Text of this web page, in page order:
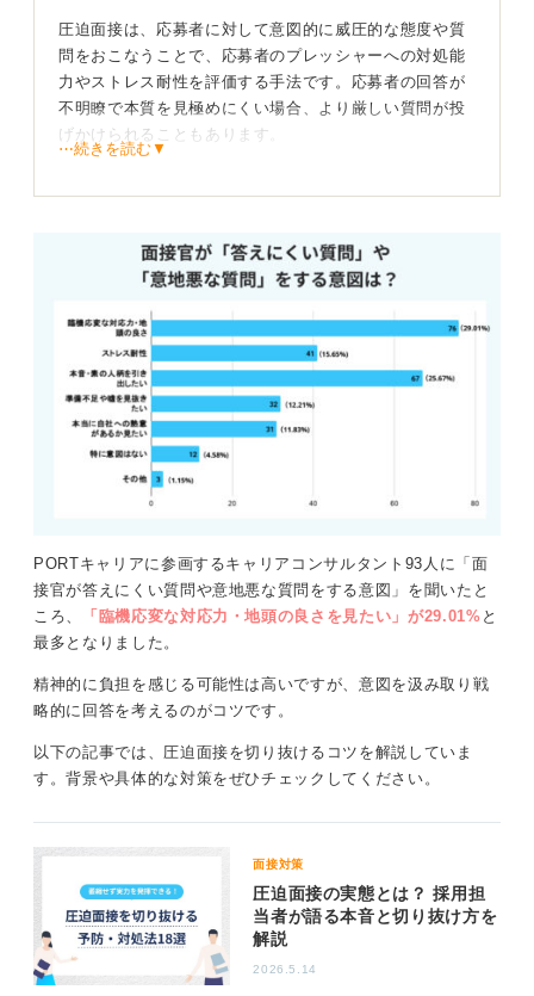
上司としては普段の仕事でやっている通りのやり取りを
しているだけなのですが、そういったことに慣れていな
い学生にとっては「厳しい質問」と感じることもありま
す。
れる人なのか」を見極めようとするケースもあり、意図
て、結果的に圧迫となっているケースもあります。どち
らにしろ「感情的にならない」「冷静に冷静にと言い聞
大限伝えるようにするのがセオリーです。
そのうえで、それでも自分がこの会社で働きたいと思う
かどうかを振り返ってみてください。「こんな圧迫をし
てくる会社は嫌だ」と感じるのであれば、ほかの会社を
選ぶのも選択肢の一つかと思います。
圧迫面接は、応募者に対して意図的に威圧的な態度や質
問をおこなうことで、応募者のプレッシャーへの対処能
力やストレス耐性を評価する手法です。応募者の回答が
不明瞭で本質を見極めにくい場合、より厳しい質問が投
げかけられることもあります。
たく言う面接官がいる企業は、倫理観や社風に問題があ
きて良かったと考えることもできるでしょう。
者を採用したいがゆえに厳しい質問をする場合もありま
圧迫面接に対応できるように事前に深掘り質問対策
をしておこう
圧迫面接を受けたときは、いきなり反論することは避
け、面接官の指摘に対して「確かにそう思われるかもし
ことが重要です。面接官の挑発に乗らず、採用したいた
めに厳しい質問をしていると考え、冷静に対応するよう
にしましょう。
こなわれることがあるため、揺るがない回答をするため
に複数のエピソードを用意するなど、事前の準備が重要
すべての企業が圧迫面接を実施するわけではないため、
の途中でも面接を継続することが難しいといって離席し
てもかまいませんし、面接後企業に相談することもでき
ます。自分に合う企業かどうか面接官の言動から見極め
ることも大切です。
⋯続きを読む▼
PORTキャリアに参画するキャリアコンサルタント93人に「面
接官が答えにくい質問や意地悪な質問をする意図」を聞いたと
ころ、
「臨機応変な対応力・地頭の良さを見たい」が29.01% と
最多となりました。
精神的に負担を感じる可能性は高いですが、意図を汲み取り戦
略的に回答を考えるのがコツです。
以下の記事では、圧迫面接を切り抜けるコツを解説していま
す。背景や具体的な対策をぜひチェックしてください。
面接対策
圧迫面接の実態とは？ 採用担
当者が語る本音と切り抜け方を
解説
2026.5.14